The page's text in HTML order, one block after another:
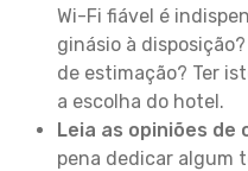
Wi-Fi fiável é
ginásio à
de estimação? Ter
a escolha do hotel.
Leia as opiniões
pena dedicar algum